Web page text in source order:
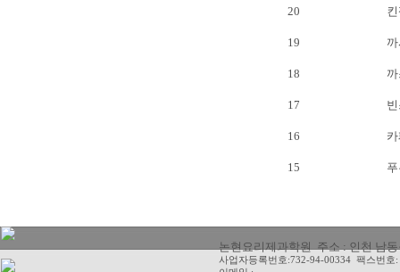
20
19
18
17
16
15
논현요리제과학원 주소 : 인천 남
사업자등록번호:732-94-00334 팩스번